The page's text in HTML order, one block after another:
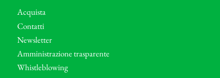
Acquista
Contatti
Newsletter
Amministrazione trasparente
Whistleblowing